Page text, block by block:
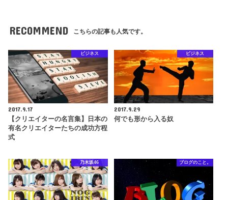
RECOMMEND こちらの記事も人気です。
ビジネス
2017.9.17
【クリエイターの名言集】日本の
有名クリエイターたちの成功方程
式
ビジネス
2017.9.29
何でも形から入る奴
乃木坂46 ブログのこと。